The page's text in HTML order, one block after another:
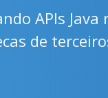
APIs
de